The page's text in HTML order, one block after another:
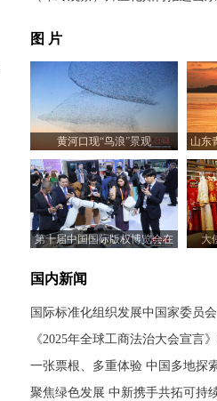
图 片
黄河口现“鸟浪”景观
山东
第十届中国国际版权博览会在
大
国内新闻
《2025年全球工商法治大会宣言
聚焦绿色发展 中新携手共拓可持